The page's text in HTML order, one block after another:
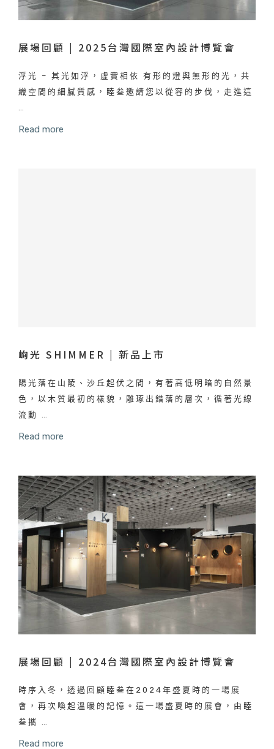
展場回顧 | 2025台灣國際室內設計博覽會
浮光 – 其光如浮，虛實相依 有形的燈與無形的光，共
織空間的細膩質感，睦叁邀請您以從容的步伐，走進這
…
Read more
峋光 SHIMMER | 新品上市
陽光落在山陵、沙丘起伏之間，有著高低明暗的自然景
色，以木質最初的樣貌，雕琢出錯落的層次，循著光線
流動 …
Read more
展場回顧 | 2024台灣國際室內設計博覽會
時序入冬，透過回顧睦叁在2024年盛夏時的一場展
會，再次喚起溫暖的記憶。這一場盛夏時的展會，由睦
叁攜 …
Read more